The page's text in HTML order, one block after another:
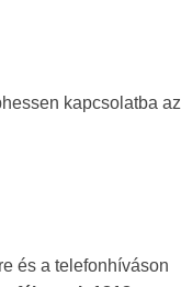
kapcsolatba az
és a telefonhíváson